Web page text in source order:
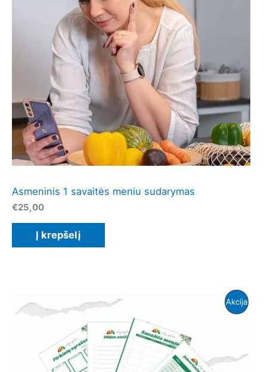
Asmeninis 1 savaitės meniu sudarymas
€25,00
Į krepšelį
Akcija